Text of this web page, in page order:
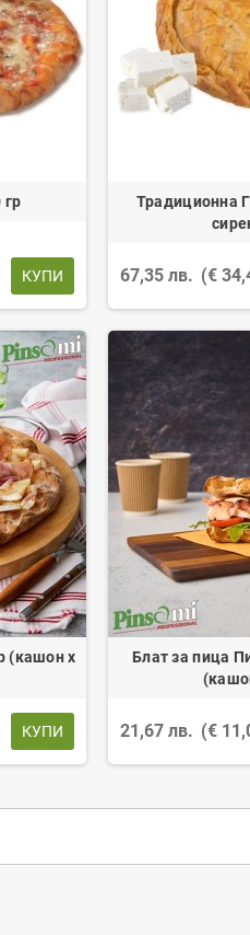
гр
КУПИ
Традиционна
67,35 лв. (€
(кашон х
КУПИ
Блат за пица
21,67 лв. (€